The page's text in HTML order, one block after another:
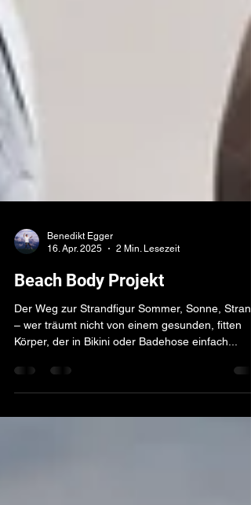
16. Apr. 2025
2 Min. Lesezeit
Beach Body Projekt
Der Weg zur Strandfigur Sommer, Sonne, Strand
Körper, der in Bikini oder Badehose einfach...